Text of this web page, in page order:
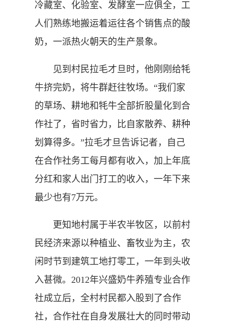
冷藏室、化验室、发酵室一应俱全，工
人们熟练地搬运着运往各个销售点的酸
奶，一派热火朝天的生产景象。
见到村民拉毛才旦时，他刚刚给牦
牛挤完奶，将牛群赶往牧场。“我们家
的草场、耕地和牦牛全部折股量化到合
作社了，省时省力，比自家散养、耕种
划算得多。”拉毛才旦告诉记者，自己
在合作社务工每月都有收入，加上年底
分红和家人出门打工的收入，一年下来
最少也有7万元。
更知地村属于半农半牧区，以前村
民经济来源以种植业、畜牧业为主，农
闲时节到建筑工地打零工，一年到头收
入甚微。2012年兴盛奶牛养殖专业合作
社成立后，全村村民都入股到了合作
社，合作社在自身发展壮大的同时带动